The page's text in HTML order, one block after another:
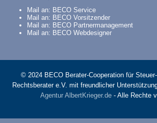
Mail an: BECO Service
Mail an: BECO Vorsitzender
Mail an: BECO Partnermanagement
Mail an: BECO Webdesigner
© 2024 BECO Berater-Cooperation für
Rechtsberater e.V. mit freundlicher
Agentur AlbertKrieger.de - Alle Rechte